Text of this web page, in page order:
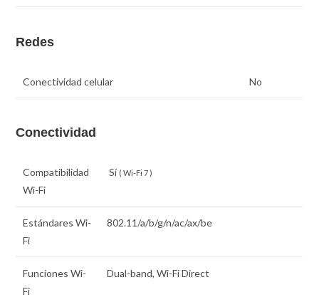
Redes
Conectividad celular No
Conectividad
Compatibilidad
Wi-Fi
Sí ( Wi-Fi 7 )
Estándares Wi-
Fi
802.11/a/b/g/n/ac/ax/be
Funciones Wi-
Fi
Dual-band, Wi-Fi Direct